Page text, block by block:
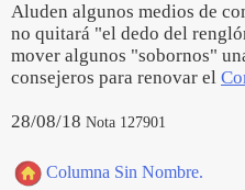
Aluden algunos medios de
no quitará "el dedo del
mover algunos "sobornos"
consejeros para renovar el
28/08/18 Nota 127901
Columna Sin Nombre.